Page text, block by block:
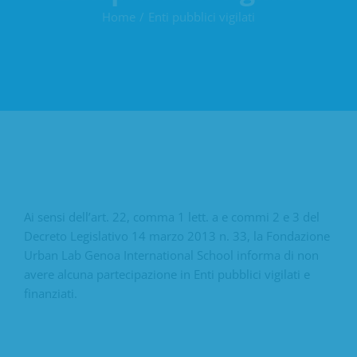
Home Enti pubblici vigilati